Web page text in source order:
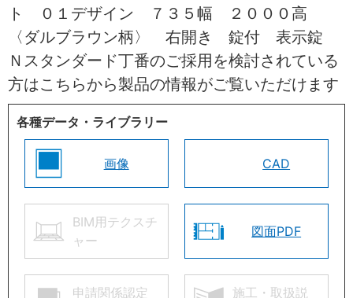
ト ０１デザイン ７３５幅 ２０００高
〈ダルブラウン柄〉 右開き 錠付 表示錠
Ｎスタンダード丁番のご採用を検討されている
方はこちらから製品の情報がご覧いただけます
各種データ・ライブラリー
画像 CAD
BIM用テクスチ
ャー
図面PDF
申請関係認定
施工・取扱説